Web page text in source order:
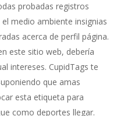
probadas registros
medio ambiente insignias
acerca de perfil página.
este sitio web, debería
intereses. CupidTags te
que amas
esta etiqueta para
como deportes llegar.